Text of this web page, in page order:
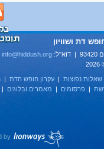
דת ושוויון
info@hiddush.org
שאלות נפוצות | עקרון חופש הדת |
| פרסומים | מאמרים ובלוגים |